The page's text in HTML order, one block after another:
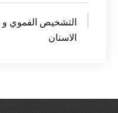
التشخيص الفموي و
الاسنان